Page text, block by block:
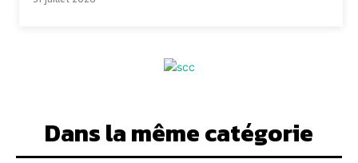
Dans la même catégorie